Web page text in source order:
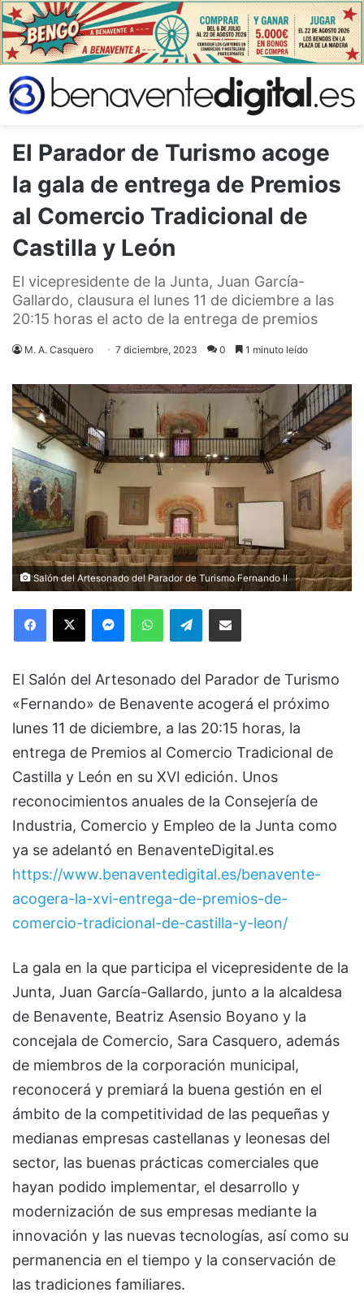
El Parador de Turismo acoge
la gala de entrega de Premios
al Comercio Tradicional de
Castilla y León
El vicepresidente de la Junta, Juan García-
Gallardo, clausura el lunes 11 de diciembre a las
20:15 horas el acto de la entrega de premios
M. A. Casquero 7 diciembre, 2023 0 1 minuto leído
Salón del Artesonado del Parador de Turismo Fernando II
Facebook
X MessengerWhatsAppTelegramCompartir via Email
El Salón del Artesonado del Parador de Turismo
«Fernando» de Benavente acogerá el próximo
lunes 11 de diciembre, a las 20:15 horas, la
entrega de Premios al Comercio Tradicional de
Castilla y León en su XVI edición. Unos
reconocimientos anuales de la Consejería de
Industria, Comercio y Empleo de la Junta como
ya se adelantó en BenaventeDigital.es
https://www.benaventedigital.es/benavente-
acogera-la-xvi-entrega-de-premios-de-
comercio-tradicional-de-castilla-y-leon/
La gala en la que participa el vicepresidente de la
Junta, Juan García-Gallardo, junto a la alcaldesa
de Benavente, Beatriz Asensio Boyano y la
concejala de Comercio, Sara Casquero, además
de miembros de la corporación municipal,
reconocerá y premiará la buena gestión en el
ámbito de la competitividad de las pequeñas y
medianas empresas castellanas y leonesas del
sector, las buenas prácticas comerciales que
hayan podido implementar, el desarrollo y
modernización de sus empresas mediante la
innovación y las nuevas tecnologías, así como su
permanencia en el tiempo y la conservación de
las tradiciones familiares.